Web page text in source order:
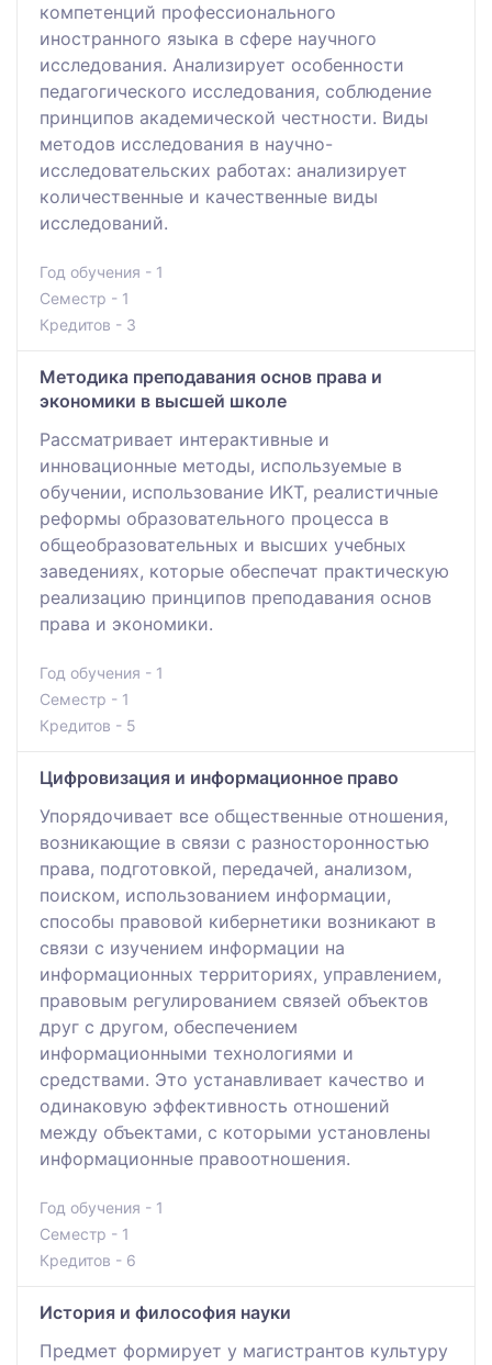
компетенций профессионального
иностранного языка в сфере научного
исследования. Анализирует особенности
педагогического исследования, соблюдение
принципов академической честности. Виды
методов исследования в научно-
исследовательских работах: анализирует
количественные и качественные виды
исследований.
Год обучения - 1
Семестр - 1
Кредитов - 3
Методика преподавания основ права и
экономики в высшей школе
Рассматривает интерактивные и
инновационные методы, используемые в
обучении, использование ИКТ, реалистичные
реформы образовательного процесса в
общеобразовательных и высших учебных
заведениях, которые обеспечат практическую
реализацию принципов преподавания основ
права и экономики.
Год обучения - 1
Семестр - 1
Кредитов - 5
Цифровизация и информационное право
Упорядочивает все общественные отношения,
возникающие в связи с разносторонностью
права, подготовкой, передачей, анализом,
поиском, использованием информации,
способы правовой кибернетики возникают в
связи с изучением информации на
информационных территориях, управлением,
правовым регулированием связей объектов
друг с другом, обеспечением
информационными технологиями и
средствами. Это устанавливает качество и
одинаковую эффективность отношений
между объектами, с которыми установлены
информационные правоотношения.
Год обучения - 1
Семестр - 1
Кредитов - 6
История и философия науки
Предмет формирует у магистрантов культуру